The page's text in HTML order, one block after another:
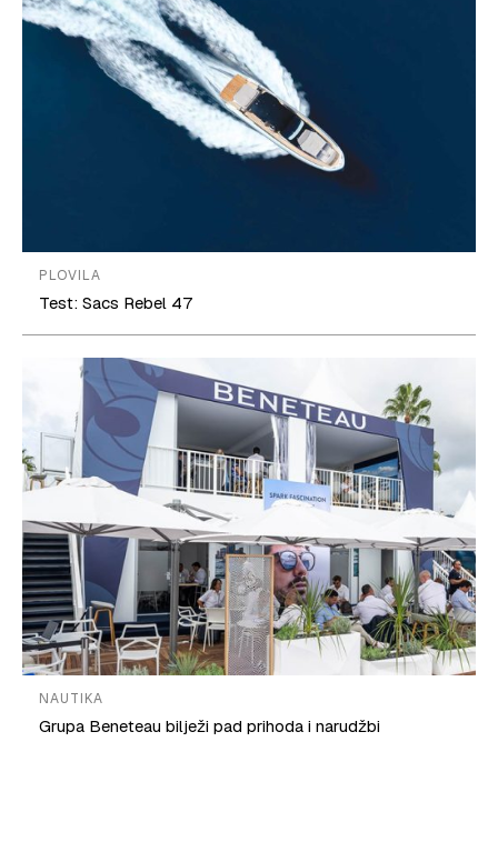
PLOVILA
Test: Sacs Rebel 47
NAUTIKA
Grupa Beneteau bilježi pad prihoda i narudžbi